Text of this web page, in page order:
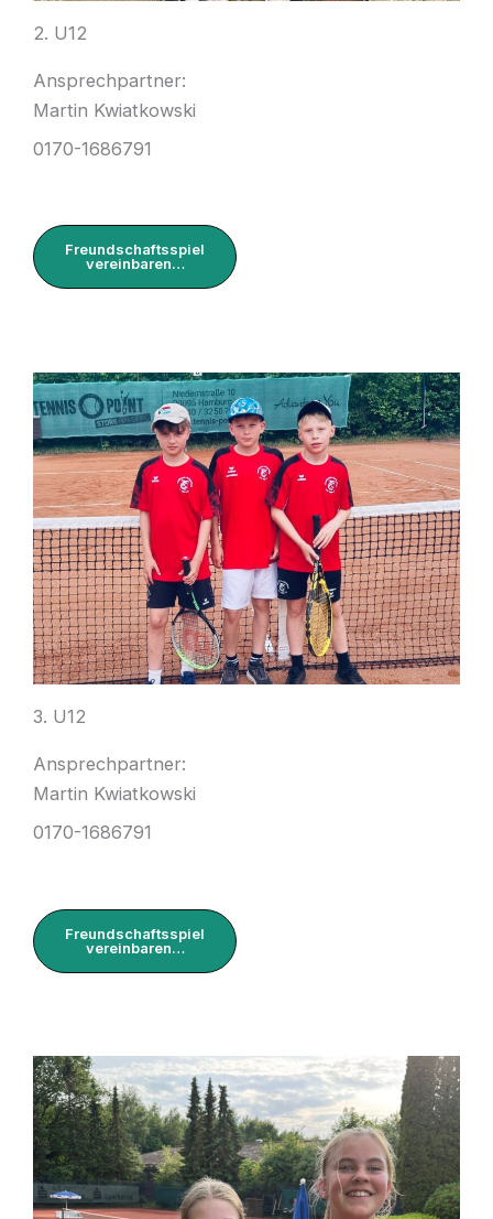
2. U12
Ansprechpartner:
Martin Kwiatkowski
0170-1686791
Freundschaftsspiel
vereinbaren…
3. U12
Ansprechpartner:
Martin Kwiatkowski
0170-1686791
Freundschaftsspiel
vereinbaren…